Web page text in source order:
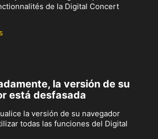
de la Digital Concert
la versión de su
está desfasada
la versión de su navegador
todas las funciones del Digital